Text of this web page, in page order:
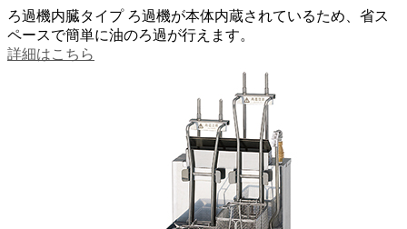
ろ過機内臓タイプろ過機が本体内蔵されているため、省ス
ペースで簡単に油のろ過が行えます。
詳細はこちら